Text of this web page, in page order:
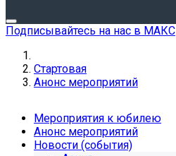
Подписывайтесь на нас в МАКС
Стартовая
Анонс мероприятий
Мероприятия к юбилею
Анонс мероприятий
Новости (события)